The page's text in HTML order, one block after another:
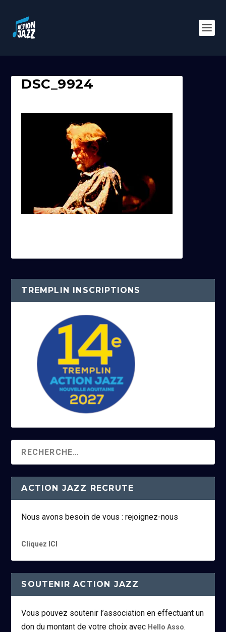
DSC_9924
TREMPLIN INSCRIPTIONS
ACTION JAZZ RECRUTE
Nous avons besoin de vous : rejoignez-nous
Cliquez ICI
SOUTENIR ACTION JAZZ
Vous pouvez soutenir l’association en effectuant un
don du montant de votre choix avec Hello Asso.